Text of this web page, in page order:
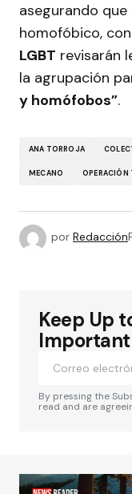
asegurando
homofóbico,
LGBT revisarán
la agrupación
y homófobos”.
ANA TORROJA
MECANO OPERACIÓN
por Redacción
Keep Up
By pressing the
read and are